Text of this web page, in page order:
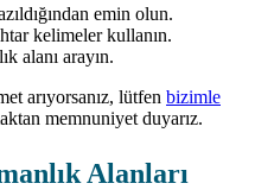
emin olun.
kelimeler kullanın.
alanı arayın.
arıyorsanız, lütfen bizimle
memnuniyet duyarız.
Alanları